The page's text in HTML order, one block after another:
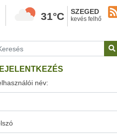
31°C SZEGED
kevés felhő
név: